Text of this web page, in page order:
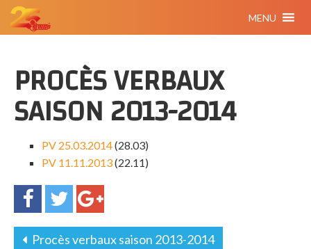
MENU
PROCÈS VERBAUX
SAISON 2013-2014
PV 25.03.2014(28.03)
PV 11.11.2013(22.11)
Procès verbaux saison 2013-2014